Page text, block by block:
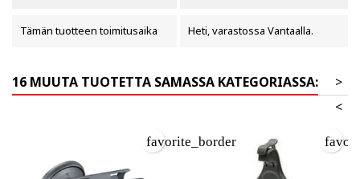
Tämän tuotteen toimitusaika Heti, varastossa Vantaalla.
16 MUUTA TUOTETTA SAMASSA KATEGORIASSA:
>
<
favorite_border